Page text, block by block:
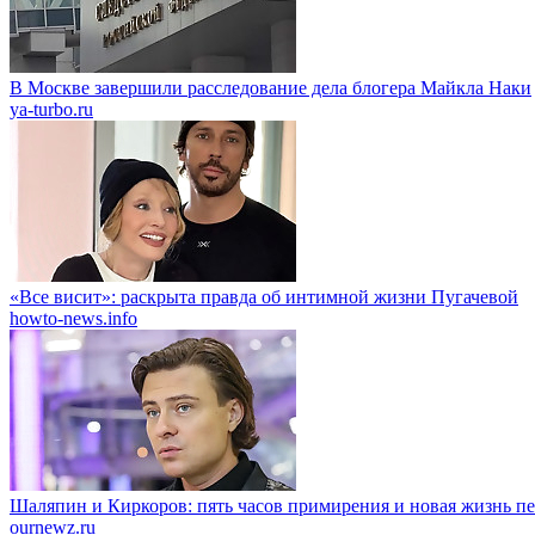
В Москве завершили расследование дела блогера Майкла Наки
ya-turbo.ru
«Все висит»: раскрыта правда об интимной жизни Пугачевой
howto-news.info
Шаляпин и Киркоров: пять часов примирения и новая жизнь
ournewz.ru